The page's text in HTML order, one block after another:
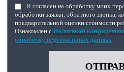
Я согласен на обработку моих
обработки заявки, обратного звонка,
предварительной оценки стоимости
Ознакомлен с Политикой
обработку персональных данных.